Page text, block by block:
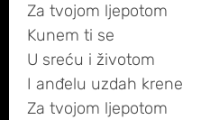
Za tvojom ljepotom
Kunem ti se
U sreću i životom
I anđelu uzdah krene
Za tvojom ljepotom